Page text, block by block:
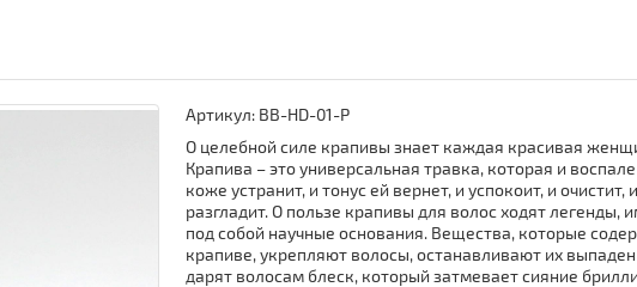
Артикул: BB-HD-01-P
О целебной силе крапивы знает каждая красивая
Крапива – это универсальная травка, которая и
коже устранит, и тонус ей вернет, и успокоит, и очистит,
разгладит. О пользе крапивы для волос ходят легенды,
под собой научные основания. Вещества, которые
крапиве, укрепляют волосы, останавливают их
дарят волосам блеск, который затмевает сияние